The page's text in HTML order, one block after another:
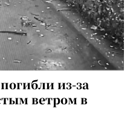
из-за
ветром в